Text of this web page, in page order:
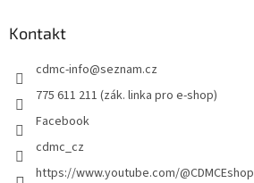
Kontakt
cdmc-info@seznam.cz
775 611 211 (zák. linka pro e-shop)
Facebook
cdmc_cz
https://www.youtube.com/@CDMCEshop